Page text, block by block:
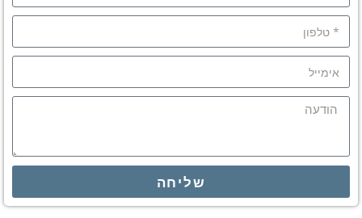
שליחה